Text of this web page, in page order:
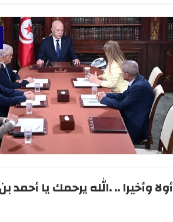
أولا وأخيرا .. .الله يرحمك يا أحمد